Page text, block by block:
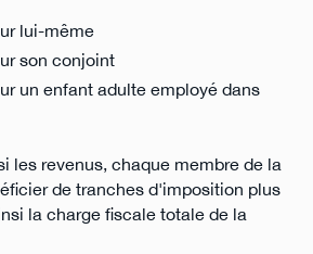
lui-même
son conjoint
un enfant adulte employé dans
les revenus, chaque membre de la
de tranches d'imposition plus
la charge fiscale totale de la